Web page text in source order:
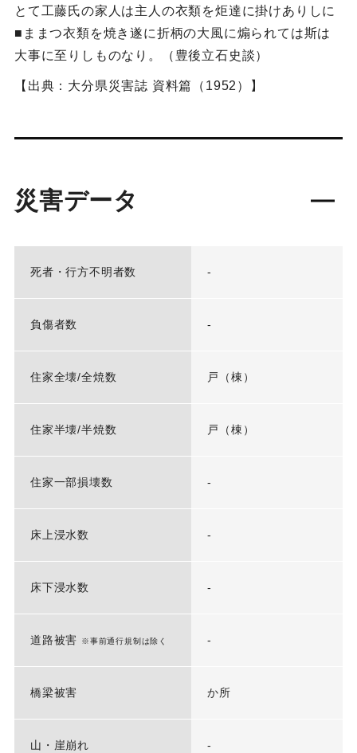
とて工藤氏の家人は主人の衣類を炬達に掛けありしに
■ままつ衣類を焼き遂に折柄の大風に煽られては斯は
大事に至りしものなり。（豊後立石史談）
【出典：大分県災害誌 資料篇（1952）】
災害データ
死者・行方不明者数 -
負傷者数 -
住家全壊/全焼数 戸（棟）
住家半壊/半焼数 戸（棟）
住家一部損壊数 -
床上浸水数 -
床下浸水数 -
道路被害 ※事前通行規制は除く -
橋梁被害 か所
山・崖崩れ -